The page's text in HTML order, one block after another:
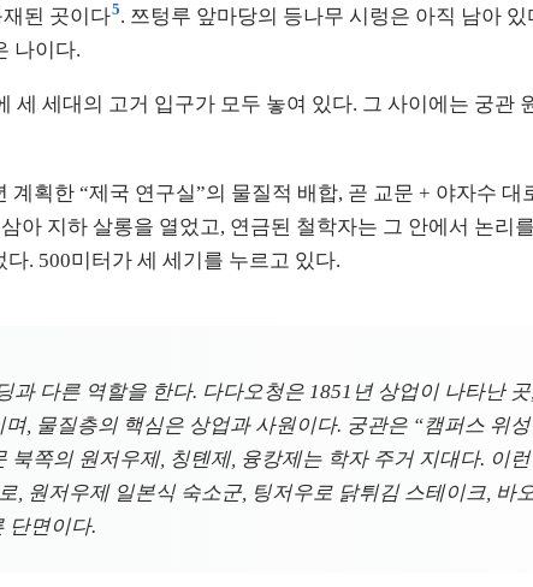
된 곳이다5. 쯔텅루 앞마당의 등나무 시렁은 아직 남아
나이다.
세대의 고거 입구가 모두 놓여 있다. 그 사이에는 궁관
획한 “제국 연구실”의 물질적 배합, 곧 교문 + 야자수
아 지하 살롱을 열었고, 연금된 철학자는 그 안에서 논리
. 500미터가 세 세기를 누르고 있다.
다른 역할을 한다. 다다오청은 1851년 상업이 나타난
, 물질층의 핵심은 상업과 사원이다. 궁관은 “캠퍼스 위
쪽의 원저우제, 칭톈제, 융캉제는 학자 주거 지대다. 이
원저우제 일본식 숙소군, 팅저우로 닭튀김 스테이크, 바
단면이다.